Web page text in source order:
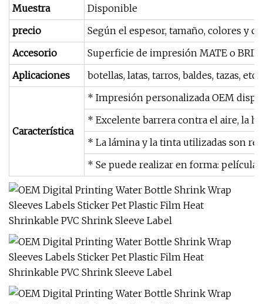
Muestra
Disponible
precio
Según el espesor, tamaño, colores y
Accesorio
Superficie de impresión MATE o
Aplicaciones
botellas, latas, tarros, baldes, tazas, etc.
Característica
* Impresión personalizada OEM
* Excelente barrera contra el aire, la
* La lámina y la tinta utilizadas son
* Se puede realizar en forma: